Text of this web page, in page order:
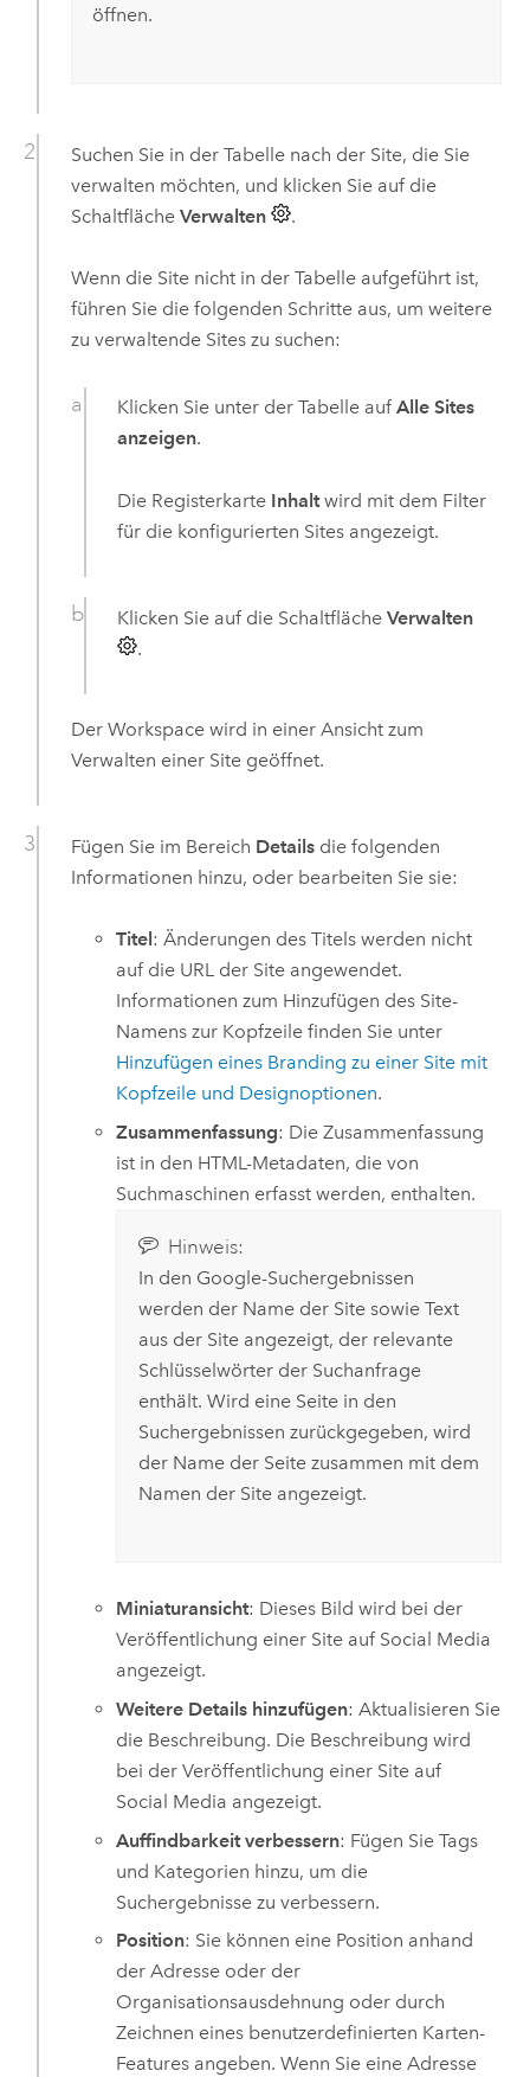
öffnen.
Suchen Sie in der Tabelle nach der Site, die Sie
verwalten möchten, und klicken Sie auf die
Schaltfläche Verwalten .
Wenn die Site nicht in der Tabelle aufgeführt ist,
führen Sie die folgenden Schritte aus, um weitere
zu verwaltende Sites zu suchen:
Klicken Sie unter der Tabelle aufAlle Sites
anzeigen.
Die Registerkarte Inhaltwird mit dem Filter
für die konfigurierten Sites angezeigt.
Klicken Sie auf die SchaltflächeVerwalten
.
Der Workspace wird in einer Ansicht zum
Verwalten einer Site geöffnet.
Fügen Sie im Bereich Detailsdie folgenden
Informationen hinzu, oder bearbeiten Sie sie:
Titel : Änderungen des Titels werden nicht
auf die URL der Site angewendet.
Informationen zum Hinzufügen des Site-
Namens zur Kopfzeile finden Sie unter
Hinzufügen eines Branding zu einer Site mit
Kopfzeile und Designoptionen.
Zusammenfassung: Die Zusammenfassung
ist in den HTML-Metadaten, die von
Suchmaschinen erfasst werden, enthalten.
Hinweis:
In den Google-Suchergebnissen
werden der Name der Site sowie Text
aus der Site angezeigt, der relevante
Schlüsselwörter der Suchanfrage
enthält. Wird eine Seite in den
Suchergebnissen zurückgegeben, wird
der Name der Seite zusammen mit dem
Namen der Site angezeigt.
Miniaturansicht: Dieses Bild wird bei der
Veröffentlichung einer Site auf Social Media
angezeigt.
Weitere Details hinzufügen: Aktualisieren Sie
die Beschreibung. Die Beschreibung wird
bei der Veröffentlichung einer Site auf
Social Media angezeigt.
Auffindbarkeit verbessern: Fügen Sie Tags
und Kategorien hinzu, um die
Suchergebnisse zu verbessern.
Position: Sie können eine Position anhand
der Adresse oder der
Organisationsausdehnung oder durch
Zeichnen eines benutzerdefinierten Karten-
Features angeben. Wenn Sie eine Adresse